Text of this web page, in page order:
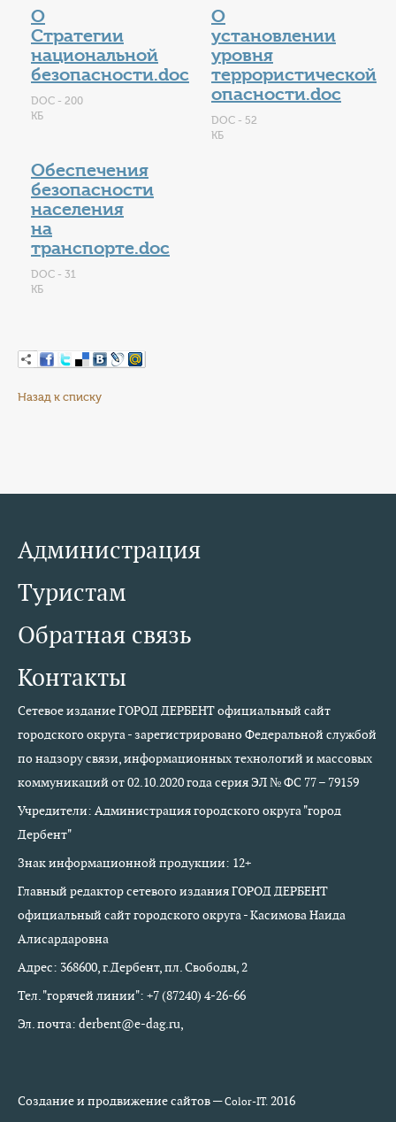
О
Стратегии
национальной
безопасности.doc
DOC - 200
КБ
О
установлении
уровня
террористической
опасности.doc
DOC - 52
КБ
Обеспечения
безопасности
населения
на
транспорте.doc
DOC - 31
КБ
Назад к списку
Администрация
Туристам
Обратная связь
Контакты
Сетевое издание ГОРОД ДЕРБЕНТ официальный сайт
городского округа - зарегистрировано Федеральной службой
по надзору связи, информационных технологий и массовых
коммуникаций от 02.10.2020 года серия ЭЛ № ФС 77 – 79159
Учредители: Администрация городского округа "город
Дербент"
Знак информационной продукции: 12+
Главный редактор сетевого издания ГОРОД ДЕРБЕНТ
официальный сайт городского округа - Касимова Наида
Алисардаровна
Адрес: 368600, г.Дербент, пл. Свободы, 2
Тел. "горячей линии": +7 (87240) 4-26-66
Эл. почта: derbent@e-dag.ru,
Создание и продвижение сайтов —Color-IT.2016